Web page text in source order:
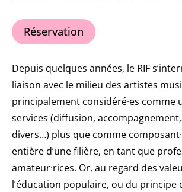
Réservation
Depuis quelques années, le RIF
liaison avec le milieu des artistes
principalement considéré·es comme
services (diffusion,
divers…) plus que comme
entière d’une filière, en tant que
amateur·rices. Or, au regard des
l’éducation populaire, ou du principe